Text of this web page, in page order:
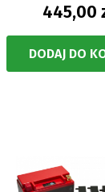
445,00
DODAJ DO